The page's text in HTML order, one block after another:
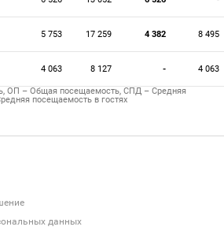
5 753 17 259 4 382 8 495
4 063 8 127 - 4 063
ОП – Общая посещаемость, СПД – Средняя
посещаемость в гостях
данных